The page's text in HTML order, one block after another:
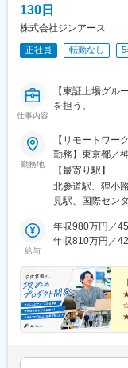
130日
株式会社ジンアース
正社員 転勤なし 5
仕事内容
【東証上場グル
を担う。
勤務地
【リモートワー
勤務】東京都／
仙台市／大阪府
勤はありません
本社＞東京都渋
業所＞宮城県仙
浜営業所＞神奈
4-10 アルティメ
京町堀1-7-23
早良区室見
市久茂地3丁目
【最寄り駅】
北参道駅、狸小
見駅、国際セン
橋駅、名古屋駅
給与
年収980万円／
年収810万円／